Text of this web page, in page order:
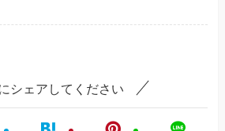
シェアしてください